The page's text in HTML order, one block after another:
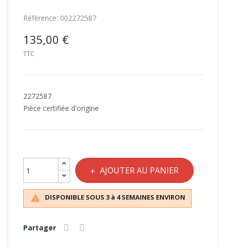
Référence: 002272587
135,00 €
TTC
2272587
Pièce certifiée d'origine
AJOUTER AU PANIER
 DISPONIBLE SOUS 3 à 4 SEMAINES ENVIRON
Partager